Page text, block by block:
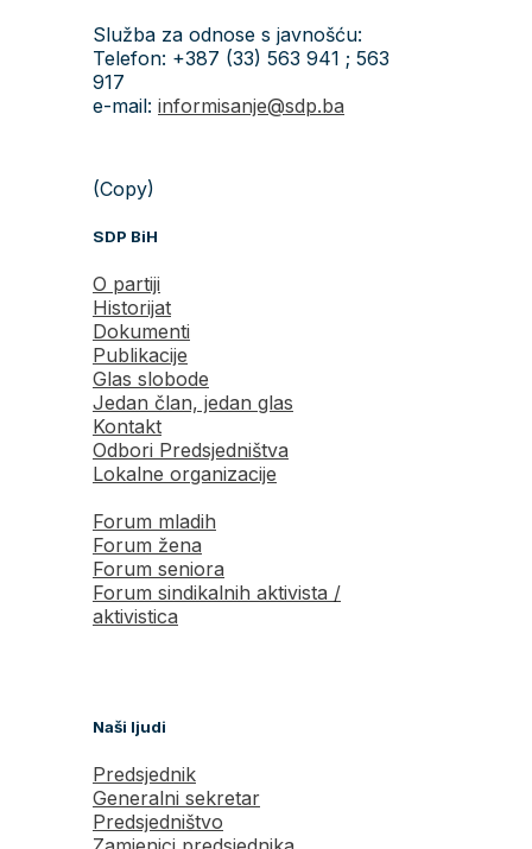
Služba za odnose s javnošću:
Telefon: +387 (33) 563 941 ; 563
917
e-mail: informisanje@sdp.ba
(Copy)
SDP BiH
O partiji
Historijat
Dokumenti
Publikacije
Glas slobode
Jedan član, jedan glas
Kontakt
Odbori Predsjedništva
Lokalne organizacije
Forum mladih
Forum žena
Forum seniora
Forum sindikalnih aktivista /
aktivistica
Naši ljudi
Predsjednik
Generalni sekretar
Predsjedništvo